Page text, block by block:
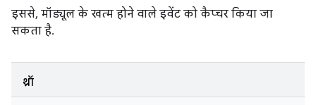
इससे, मॉड्यूल के खत्म होने वाले इवेंट को कैप्चर किया जा
सकता है.
थ्रॉ